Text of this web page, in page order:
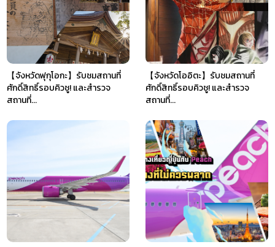
【จังหวัดฟุกุโอกะ】รับชมสถานที่
ศักดิ์สิทธิ์รอบคิวชู! และสำรวจ
สถานที่...
【จังหวัดโออิตะ】รับชมสถานที่
ศักดิ์สิทธิ์รอบคิวชู! และสำรวจ
สถานที่...